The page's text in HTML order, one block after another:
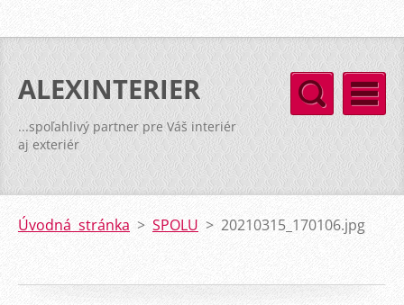
ALEXINTERIER
...spoľahlivý partner pre Váš interiér
aj exteriér
Úvodná stránka > SPOLU > 20210315_170106.jpg